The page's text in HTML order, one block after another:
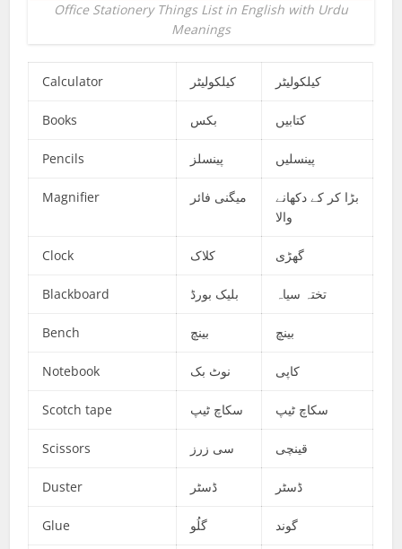
Office Stationery Things List in English with Urdu
Meanings
Calculator کیلکولیٹر کیلکولیٹر
Books بکس کتابیں
Pencils پینسلز پینسلیں
Magnifier میگنی فائر
بڑا کر کے دکھانے
والا
Clock کلاک گھڑی
Blackboard بلیک بورڈ تختہ سیاہ
Bench بینچ بینچ
Notebook نوٹ بک کاپی
Scotch tape سکاچ ٹیپ سکاچ ٹیپ
Scissors سی زرز قینچی
Duster ڈسٹر ڈسٹر
Glue گلُو گوند